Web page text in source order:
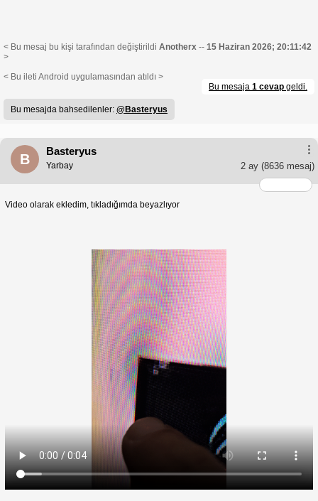
< Bu mesaj bu kişi tarafından değiştirildi Anotherx -- 15 Haziran 2026; 20:11:42
>
< Bu ileti Android uygulamasından atıldı >
Bu mesaja 1 cevap geldi.
Bu mesajda bahsedilenler: @Basteryus
B
Basteryus
2 ay (8636 mesaj)
Yarbay
Video olarak ekledim, tıkladığımda beyazlıyor